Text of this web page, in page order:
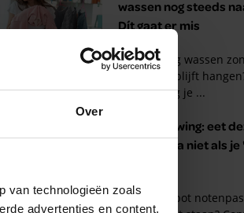
Over
van technologieën zoals
advertenties en content,